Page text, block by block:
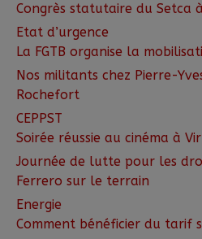
Congrès statutaire du Setca
Etat d’urgence
La FGTB organise la
Nos militants chez Pierre-
Rochefort
CEPPST
Soirée réussie au cinéma à
Journée de lutte pour les
Ferrero sur le terrain
Energie
Comment bénéficier du tarif